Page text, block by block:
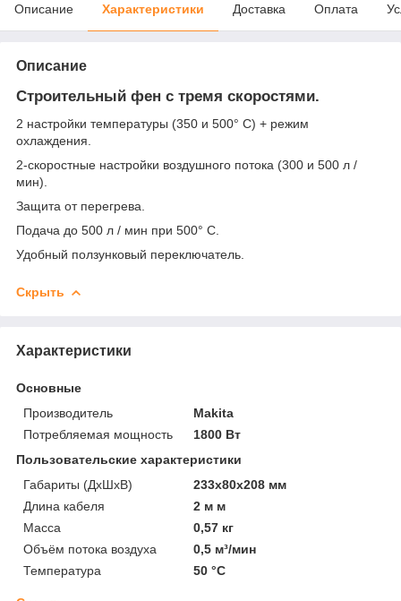
Описание Характеристики Доставка Оплата
Описание
Строительный фен с тремя скоростями.
2 настройки температуры (350 и 500° C) + режим
охлаждения.
2-скоростные настройки воздушного потока (300 и 500 л /
мин).
Защита от перегрева.
Подача до 500 л / мин при 500° C.
Удобный ползунковый переключатель.
Скрыть
Характеристики
Основные
Производитель
Makita
Потребляемая мощность
1800 Вт
Пользовательские характеристики
Габариты (ДхШхВ)
233х80х208 мм
Длина кабеля
2 м м
Масса
0,57 кг
Объём потока воздуха
0,5 м³/мин
Температура
50 °C